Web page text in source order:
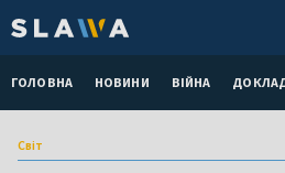
ГОЛОВНА НОВИНИ ВІЙНА
Світ